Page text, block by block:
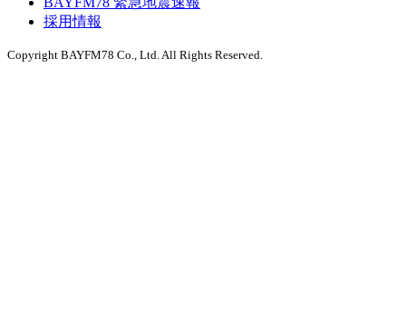
採用情報
Copyright BAYFM78 Co., Ltd. All Rights Reserved.